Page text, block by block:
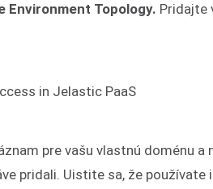
Environment Topology. Pridajte
pre vašu vlastnú doménu a
pridali. Uistite sa, že používate